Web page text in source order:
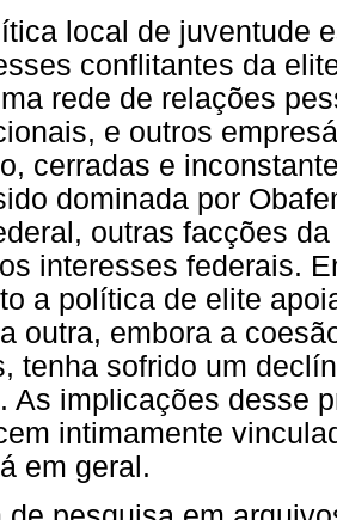
local de juventude
conflitantes da
rede de relações
e outros
cerradas e
dominada por
outras facções
interesses federais.
a política de elite
outra, embora a
tenha sofrido um
As implicações desse
intimamente
em geral.